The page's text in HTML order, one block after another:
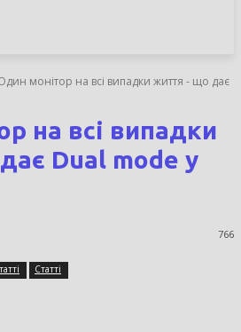
монітор на всі випадки життя - що дає
на всі випадки
Dual mode у
766
Статті